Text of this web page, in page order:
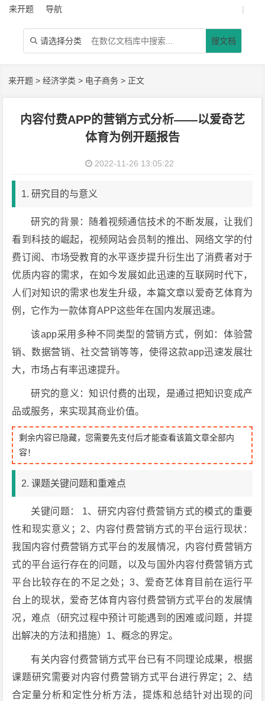
来开题 导航 |
 请选择分类 搜文档
来开题 >经济学类 > 电子商务 > 正文
内容付费APP的营销方式分析——以爱奇艺
体育为例开题报告
2022-11-26 13:05:22
1. 研究目的与意义
研究的背景：随着视频通信技术的不断发展，让我们
看到科技的崛起，视频网站会员制的推出、网络文学的付
费订阅、市场受教育的水平逐步提升衍生出了消费者对于
优质内容的需求，在如今发展如此迅速的互联网时代下，
人们对知识的需求也发生升级，本篇文章以爱奇艺体育为
例，它作为一款体育APP这些年在国内发展迅速。
该app采用多种不同类型的营销方式，例如：体验营
销、数据营销、社交营销等等，使得这款app迅速发展壮
大，市场占有率迅速提升。
研究的意义：知识付费的出现，是通过把知识变成产
品或服务，来实现其商业价值。
剩余内容已隐藏，您需要先支付后才能查看该篇文章全部内
容！
2. 课题关键问题和重难点
关键问题： 1、研究内容付费营销方式的模式的重要
性和现实意义；2、内容付费营销方式的平台运行现状：
我国内容付费营销方式平台的发展情况，内容付费营销方
式的平台运行存在的问题，以及与国外内容付费营销方式
平台比较存在的不足之处；3、爱奇艺体育目前在运行平
台上的现状，爱奇艺体育内容付费营销方式平台的发展情
况，难点（研究过程中预计可能遇到的困难或问题，并提
出解决的方法和措施）1、概念的界定。
有关内容付费营销方式平台已有不同理论成果，根据
课题研究需要对内容付费营销方式平台进行界定；2、结
合定量分析和定性分析方法，提炼和总结针对出现的问